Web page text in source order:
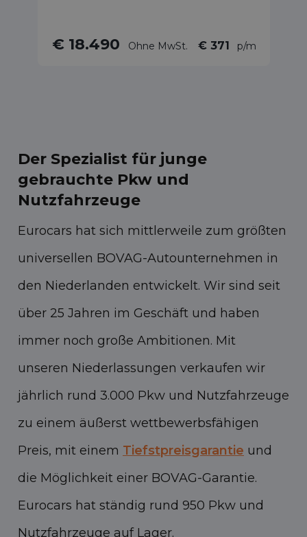
€ 18.490 Ohne MwSt. € 371 p/m
Der Spezialist für junge
gebrauchte Pkw und
Nutzfahrzeuge
Eurocars hat sich mittlerweile zum größten
universellen BOVAG-Autounternehmen in
den Niederlanden entwickelt. Wir sind seit
über 25 Jahren im Geschäft und haben
immer noch große Ambitionen. Mit
unseren Niederlassungen verkaufen wir
jährlich rund 3.000 Pkw und Nutzfahrzeuge
zu einem äußerst wettbewerbsfähigen
Preis, mit einem Tiefstpreisgarantie und
die Möglichkeit einer BOVAG-Garantie.
Eurocars hat ständig rund 950 Pkw und
Nutzfahrzeuge auf Lager.